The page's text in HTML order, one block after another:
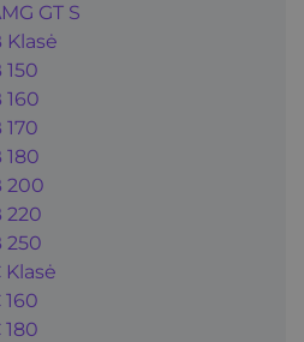
GT S
200
220
250